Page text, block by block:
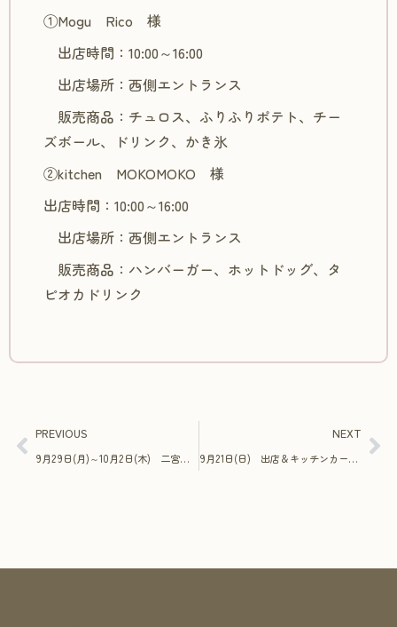
①Mogu Rico 様
出店時間：10:00～16:00
出店場所：西側エントランス
販売商品：チュロス、ふりふりポテト、チー
ズボール、ドリンク、かき氷
②kitchen MOKOMOKO 様
出店時間：10:00～16:00
出店場所：西側エントランス
販売商品：ハンバーガー、ホットドッグ、タ
ピオカドリンク
PREVIOUS
9月29日(月)～10月2日(木) 二宮図書館 蔵書点検を伴う休館のお知らせ
NEXT
9月21日(日) 出店＆キッチンカー情報